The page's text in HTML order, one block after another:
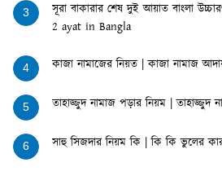
3
সূরা বাকারার শেষ দুই আয়াত বাংলা
2 ayat in Bangla
4 কাজা নামাজের নিয়ত | কাজা নামাজ
5 তাহাজ্জুদ নামাজ পড়ার নিয়ম | তাহাজ্জুদ
6 সাহু সিজদার নিয়ম কি | কি কি ভুলের